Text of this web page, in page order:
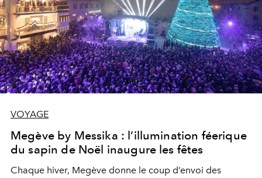
VOYAGE
Megève by Messika : l’illumination féerique
du sapin de Noël inaugure les fêtes
Chaque hiver, Megève donne le coup d’envoi des